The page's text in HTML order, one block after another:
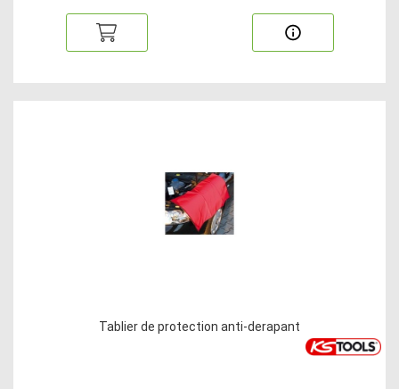
Tablier de protection anti-derapant